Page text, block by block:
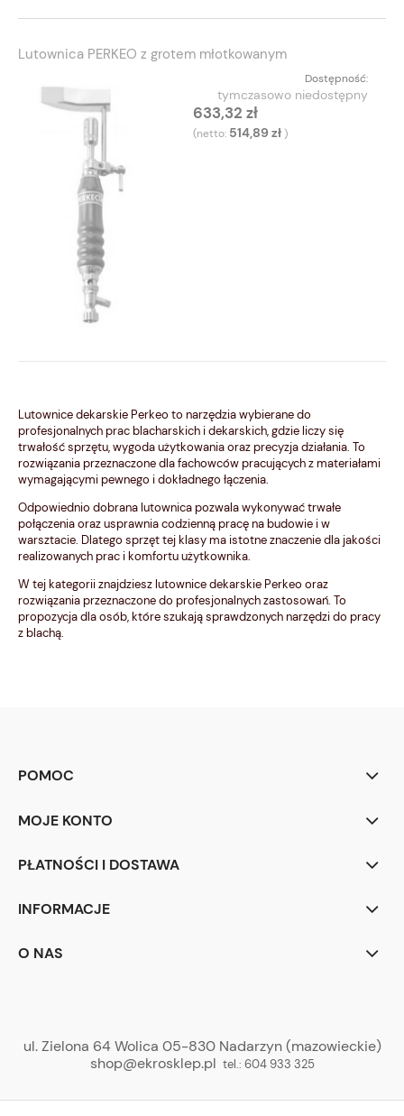
Lutownica PERKEO z grotem młotkowanym
Dostępność:
tymczasowo niedostępny
633,32 zł
(netto: 514,89 zł)
Lutownice dekarskie Perkeo to narzędzia wybierane do
profesjonalnych prac blacharskich i dekarskich, gdzie liczy się
trwałość sprzętu, wygoda użytkowania oraz precyzja działania. To
rozwiązania przeznaczone dla fachowców pracujących z materiałami
wymagającymi pewnego i dokładnego łączenia.
Odpowiednio dobrana lutownica pozwala wykonywać trwałe
połączenia oraz usprawnia codzienną pracę na budowie i w
warsztacie. Dlatego sprzęt tej klasy ma istotne znaczenie dla jakości
realizowanych prac i komfortu użytkownika.
W tej kategorii znajdziesz lutownice dekarskie Perkeo oraz
rozwiązania przeznaczone do profesjonalnych zastosowań. To
propozycja dla osób, które szukają sprawdzonych narzędzi do pracy
z blachą.
POMOC
MOJE KONTO
PŁATNOŚCI I DOSTAWA
INFORMACJE
O NAS
ul. Zielona 64 Wolica 05-830 Nadarzyn (mazowieckie)
shop@ekrosklep.pl tel.: 604 933 325